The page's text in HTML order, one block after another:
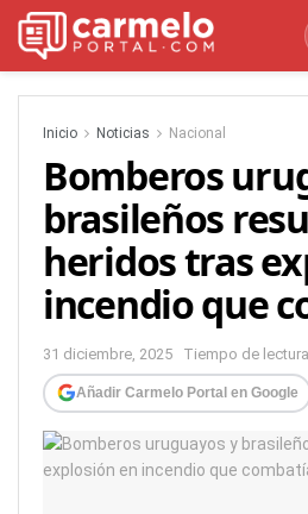
Inicio Noticias Nacional
Bomberos
brasileños
heridos tras
incendio que
31 diciembre, 2025 Tiempo de
Añadir Carmelo Portal en Google